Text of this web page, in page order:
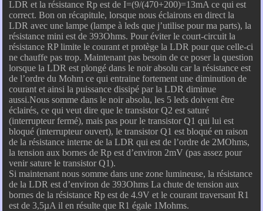
LDR et la résistance Rp est de I=(9/(470+200)=13mA ce qui est
correct. Bon on récapitule, lorsque nous éclairons en direct la
LDR avec une lampe (lampe à leds que j’utilise pour ma parts), la
résistance mini est de 393Ohms. Pour éviter le court-circuit la
résistance RP limite le courant et protège la LDR pour que celle-ci
ne chauffe pas trop. Maintenant pas besoin de ce poser la question
lorsque la LDR est plongé dans le noir absolu car la résistance est
de l’ordre du Mohm ce qui entraine fortement une diminution de
courant et ainsi la puissance dissipé par la LDR diminue
aussi.Nous somme dans le noir absolu, les 5 leds doivent être
éclairés, ce qui veut dire que le transistor Q2 est saturé
(interrupteur fermé), mais pas pour le transistor Q1 qui lui est
bloqué (interrupteur ouvert), le transistor Q1 est bloqué en raison
de la résistance interne de la LDR qui est de l’ordre de 2MOhms,
la tension aux bornes de Rp est d’environ 2mV (pas assez pour
venir sature le transistor Q1).
Si maintenant nous somme dans une zone lumineuse, la résistance
de la LDR est d’environ de 393Ohms La chute de tension aux
bornes de la résistance Rp est de 4.9V et le courant traversant R1
est de 3,5µA il en résulte que R1 égale 1Mohms.